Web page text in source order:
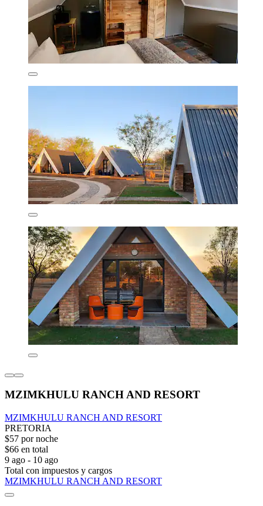
MZIMKHULU RANCH AND RESORT
MZIMKHULU RANCH AND RESORT
PRETORIA
$57 por noche
$66 en total
9 ago - 10 ago
Total con impuestos y cargos
MZIMKHULU RANCH AND RESORT